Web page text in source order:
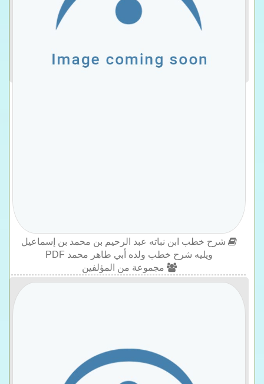
شرح خطب ابن نباته عبد الرحيم بن محمد بن إسماعيل
ويليه شرح خطب ولده أبي طاهر محمد PDF
مجموعة من المؤلفين